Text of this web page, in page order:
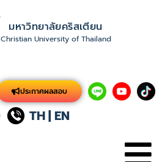
มหาวิทยาลัยคริสเตียน
Christian University of Thailand
ประกาศผลสอบ
TH| EN